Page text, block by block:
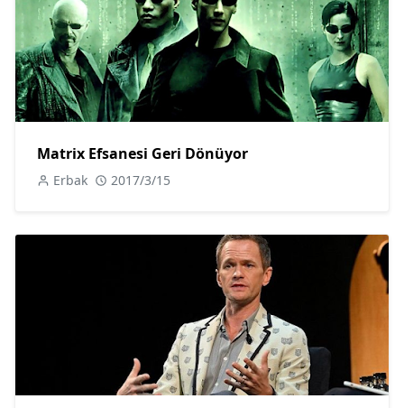
Matrix Efsanesi Geri Dönüyor
Erbak 2017/3/15